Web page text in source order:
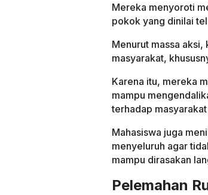
Mereka menyoroti
pokok yang dinilai
Menurut massa
masyarakat,
Karena itu, mereka
mampu
terhadap
Mahasiswa juga
menyeluruh agar
mampu dirasakan
Pelemahan